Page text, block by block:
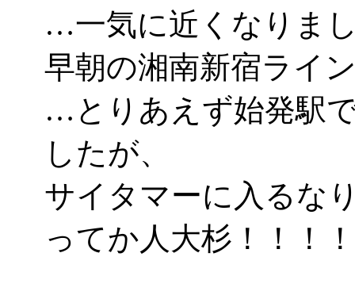
…一気に近くなりま
早朝の湘南新宿ライ
…とりあえず始発駅
したが、
サイタマーに入るな
ってか人大杉！！！！